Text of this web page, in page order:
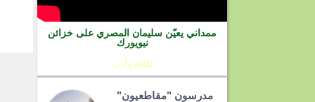
ممداني يعيّن سليمان المصري على خزائن
نيويورك
ثقافة وأدب
مدرسون "مقاطعيون"